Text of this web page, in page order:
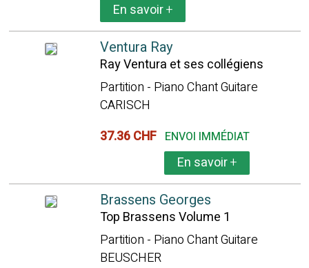
En savoir+
Ventura Ray
Ray Ventura et ses collégiens
Partition - Piano Chant Guitare
CARISCH
37.36 CHF ENVOI IMMÉDIAT
En savoir+
Brassens Georges
Top Brassens Volume 1
Partition - Piano Chant Guitare
BEUSCHER